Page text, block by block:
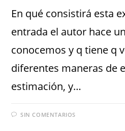
En qué consistirá esta
entrada el autor hace
conocemos y q tiene q
diferentes maneras de
estimación, y…
SIN COMENTARIOS